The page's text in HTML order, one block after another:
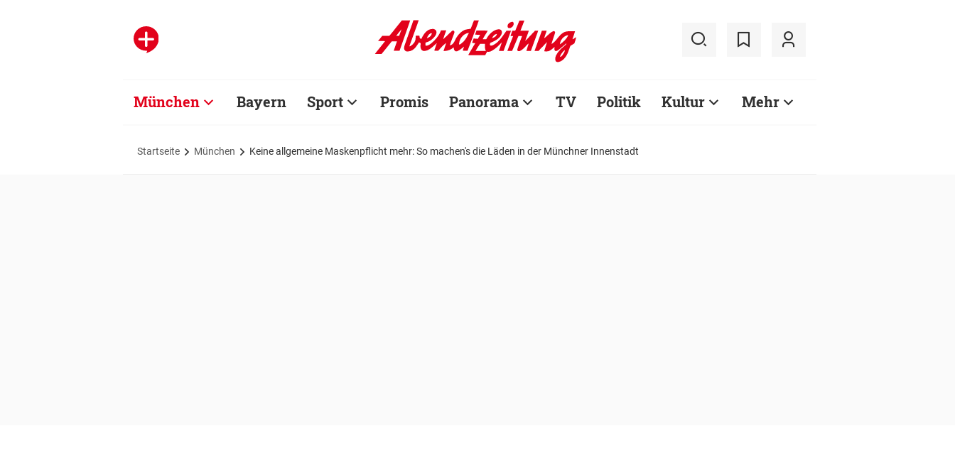
München Bayern Sport Promis Panorama TV Politik Kultur Mehr
Startseite München Keine allgemeine Maskenpflicht mehr: So machen's die Läden in der Münchner Innenstadt